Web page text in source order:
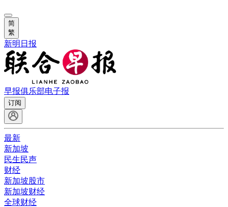
简
繁
新明日报
早报俱乐部电子报
订阅
最新
新加坡
民生民声
财经
新加坡股市
新加坡财经
全球财经